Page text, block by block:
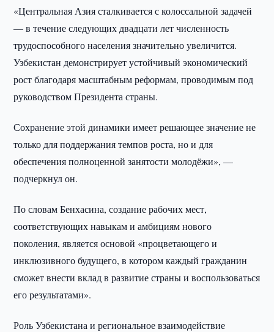
«Центральная Азия сталкивается с колоссальной задачей
— в течение следующих двадцати лет численность
трудоспособного населения значительно увеличится.
Узбекистан демонстрирует устойчивый экономический
рост благодаря масштабным реформам, проводимым под
руководством Президента страны.
Сохранение этой динамики имеет решающее значение не
только для поддержания темпов роста, но и для
обеспечения полноценной занятости молодёжи», —
подчеркнул он.
По словам Бенхасина, создание рабочих мест,
соответствующих навыкам и амбициям нового
поколения, является основой «процветающего и
инклюзивного будущего, в котором каждый гражданин
сможет внести вклад в развитие страны и воспользоваться
его результатами».
Роль Узбекистана и региональное взаимодействие